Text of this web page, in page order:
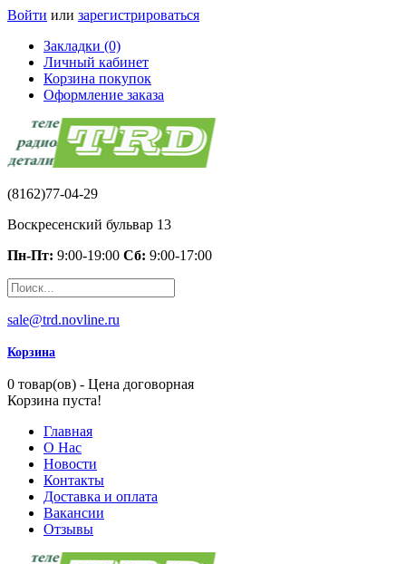
Войти или зарегистрироваться
Закладки (0)
Личный кабинет
Корзина покупок
Оформление заказа
(8162)77-04-29
Воскресенский бульвар 13
Пн-Пт: 9:00-19:00 Сб: 9:00-17:00
sale@trd.novline.ru
Корзина
0 товар(ов) - Цена договорная
Корзина пуста!
Главная
О Нас
Новости
Контакты
Доставка и оплата
Вакансии
Отзывы